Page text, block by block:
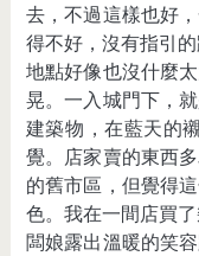
去，不過這樣也好
得不好，沒有指引
地點好像也沒什麼
晃。一入城門下，
建築物，在藍天的
覺。店家賣的東西
的舊市區，但覺得
色。我在一間店買
闆娘露出溫暖的笑